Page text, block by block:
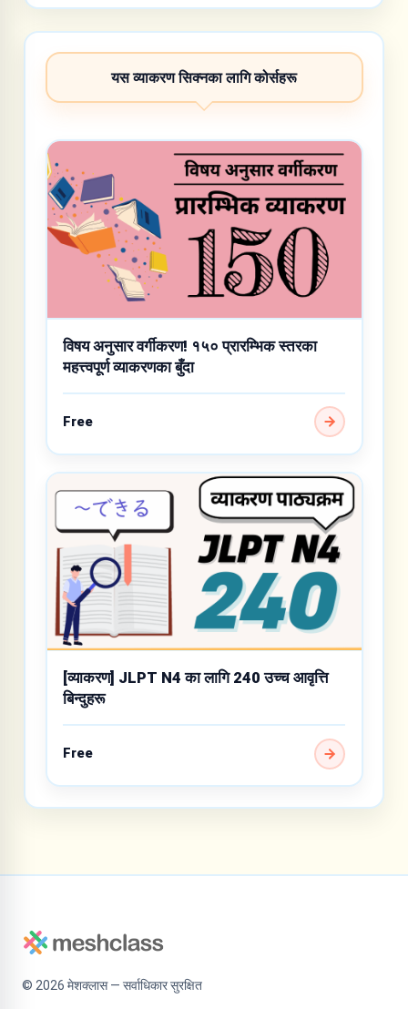
यस व्याकरण सिक्नका लागि कोर्सहरू
विषय अनुसार वर्गीकरण! १५० प्रारम्भिक स्तरका
महत्त्वपूर्ण व्याकरणका बुँदा
Free
[व्याकरण] JLPT N4 का लागि 240 उच्च आवृत्ति
बिन्दुहरू
Free
© 2026 मेशक्लास — सर्वाधिकार सुरक्षित